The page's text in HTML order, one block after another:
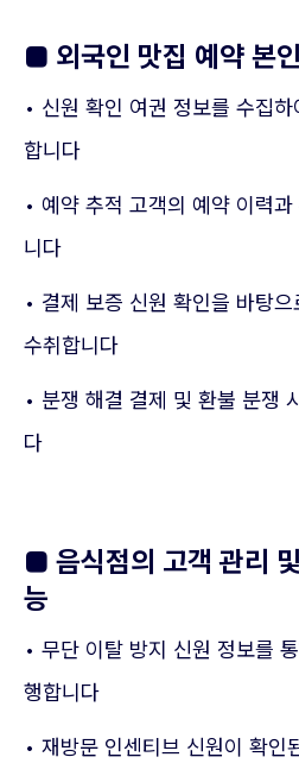
■ 외국인 맛집 예약 본
• 신원 확인 여권 정보를 수집
합니다
• 예약 추적 고객의 예약 이력
니다
• 결제 보증 신원 확인을 바탕
수취합니다
• 분쟁 해결 결제 및 환불 분쟁
다
■ 음식점의 고객 관리
능
• 무단 이탈 방지 신원 정보를
행합니다
• 재방문 인센티브 신원이 확인